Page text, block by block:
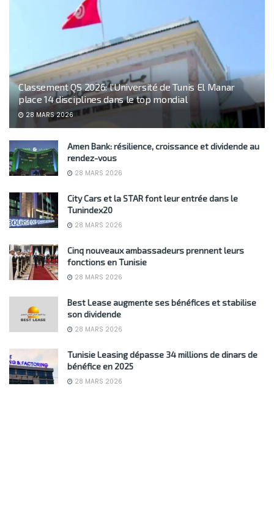
Classement QS 2026: l’Université de Tunis El Manar
place 14 disciplines dans le top mondial
28 MARS 2026
Amen Bank: résilience, croissance et dividende au
rendez-vous
28 MARS 2026
City Cars et la STAR font leur entrée dans le
Tunindex20
28 MARS 2026
Cinq nouveaux ambassadeurs prennent leurs
fonctions en Tunisie
28 MARS 2026
Best Lease augmente ses bénéfices et stabilise
son dividende
28 MARS 2026
Tunisie Leasing dépasse 34 millions de dinars de
bénéfice en 2025
28 MARS 2026